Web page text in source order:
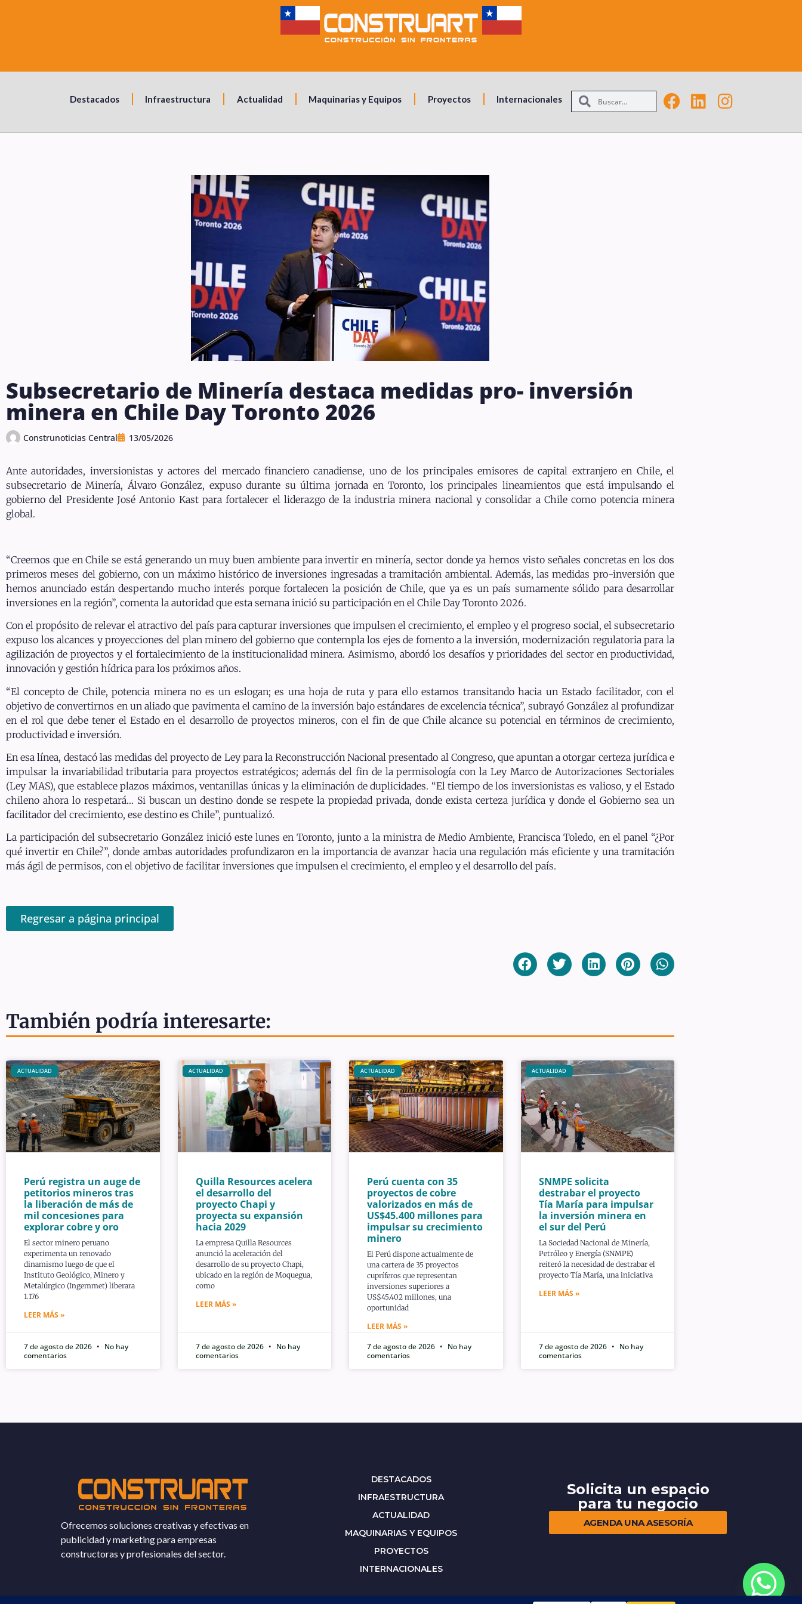
Destacados Infraestructura Actualidad Maquinarias y Equipos Proyectos Internacionales
Subsecretario de Minería destaca medidas pro- inversión
minera en Chile Day Toronto 2026
Construnoticias Central 13/05/2026
Ante autoridades, inversionistas y actores del mercado financiero canadiense, uno de los principales emisores de capital extranjero en Chile, el
subsecretario de Minería, Álvaro González, expuso durante su última jornada en Toronto, los principales lineamientos que está impulsando el
gobierno del Presidente José Antonio Kast para fortalecer el liderazgo de la industria minera nacional y consolidar a Chile como potencia minera
global.
“Creemos que en Chile se está generando un muy buen ambiente para invertir en minería, sector donde ya hemos visto señales concretas en los dos
primeros meses del gobierno, con un máximo histórico de inversiones ingresadas a tramitación ambiental. Además, las medidas pro-inversión que
hemos anunciado están despertando mucho interés porque fortalecen la posición de Chile, que ya es un país sumamente sólido para desarrollar
inversiones en la región”, comenta la autoridad que esta semana inició su participación en el Chile Day Toronto 2026.
Con el propósito de relevar el atractivo del país para capturar inversiones que impulsen el crecimiento, el empleo y el progreso social, el subsecretario
expuso los alcances y proyecciones del plan minero del gobierno que contempla los ejes de fomento a la inversión, modernización regulatoria para la
agilización de proyectos y el fortalecimiento de la institucionalidad minera. Asimismo, abordó los desafíos y prioridades del sector en productividad,
innovación y gestión hídrica para los próximos años.
“El concepto de Chile, potencia minera no es un eslogan; es una hoja de ruta y para ello estamos transitando hacia un Estado facilitador, con el
objetivo de convertirnos en un aliado que pavimenta el camino de la inversión bajo estándares de excelencia técnica”, subrayó González al profundizar
en el rol que debe tener el Estado en el desarrollo de proyectos mineros, con el fin de que Chile alcance su potencial en términos de crecimiento,
productividad e inversión.
En esa línea, destacó las medidas del proyecto de Ley para la Reconstrucción Nacional presentado al Congreso, que apuntan a otorgar certeza jurídica e
impulsar la invariabilidad tributaria para proyectos estratégicos; además del fin de la permisología con la Ley Marco de Autorizaciones Sectoriales
(Ley MAS), que establece plazos máximos, ventanillas únicas y la eliminación de duplicidades. “El tiempo de los inversionistas es valioso, y el Estado
chileno ahora lo respetará… Si buscan un destino donde se respete la propiedad privada, donde exista certeza jurídica y donde el Gobierno sea un
facilitador del crecimiento, ese destino es Chile”, puntualizó.
La participación del subsecretario González inició este lunes en Toronto, junto a la ministra de Medio Ambiente, Francisca Toledo, en el panel “¿Por
qué invertir en Chile?”, donde ambas autoridades profundizaron en la importancia de avanzar hacia una regulación más eficiente y una tramitación
más ágil de permisos, con el objetivo de facilitar inversiones que impulsen el crecimiento, el empleo y el desarrollo del país.
Regresar a página principal
También podría interesarte:
ACTUALIDAD
Perú registra un auge de
petitorios mineros tras
la liberación de más de
mil concesiones para
explorar cobre y oro
El sector minero peruano
experimenta un renovado
dinamismo luego de que el
Instituto Geológico, Minero y
Metalúrgico (Ingemmet) liberara
1.176
LEER MÁS »
7 de agosto de 2026
No hay
comentarios
ACTUALIDAD
Quilla Resources acelera
el desarrollo del
proyecto Chapi y
proyecta su expansión
hacia 2029
La empresa Quilla Resources
anunció la aceleración del
desarrollo de su proyecto Chapi,
ubicado en la región de Moquegua,
como
LEER MÁS »
7 de agosto de 2026
No hay
comentarios
ACTUALIDAD
Perú cuenta con 35
proyectos de cobre
valorizados en más de
US$45.400 millones para
impulsar su crecimiento
minero
El Perú dispone actualmente de
una cartera de 35 proyectos
cupríferos que representan
inversiones superiores a
US$45.402 millones, una
oportunidad
LEER MÁS »
7 de agosto de 2026
No hay
comentarios
ACTUALIDAD
SNMPE solicita
destrabar el proyecto
Tía María para impulsar
la inversión minera en
el sur del Perú
La Sociedad Nacional de Minería,
Petróleo y Energía (SNMPE)
reiteró la necesidad de destrabar el
proyecto Tía María, una iniciativa
LEER MÁS »
7 de agosto de 2026
No hay
comentarios
Ofrecemos soluciones creativas y efectivas en
publicidad y marketing para empresas
constructoras y profesionales del sector.
DESTACADOS
INFRAESTRUCTURA
ACTUALIDAD
MAQUINARIAS Y EQUIPOS
PROYECTOS
INTERNACIONALES
Solicita un espacio
para tu negocio
AGENDA UNA ASESORÍA